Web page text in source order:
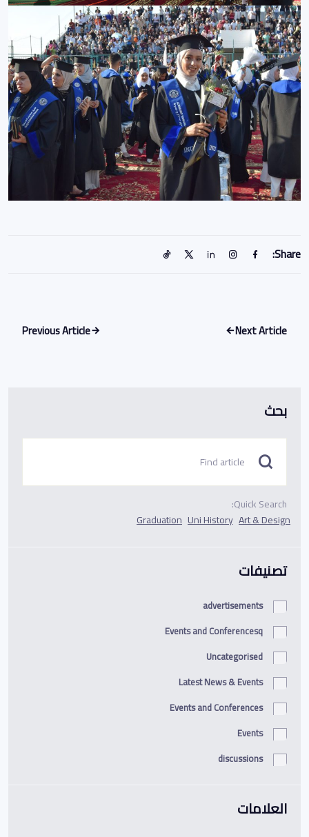
Share:
Next Article
Previous Article
بحث
Quick Search:
Art & Design
Uni History
Graduation
تصنيفات
advertisements
Events and Conferencesq
Uncategorised
Latest News & Events
Events and Conferences
Events
discussions
العلامات